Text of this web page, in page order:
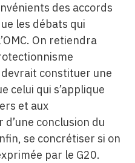
des accords
les débats qui
On retiendra
constituer une
celui qui s’applique
et aux
d’une conclusion du
se concrétiser si on
par le G20.